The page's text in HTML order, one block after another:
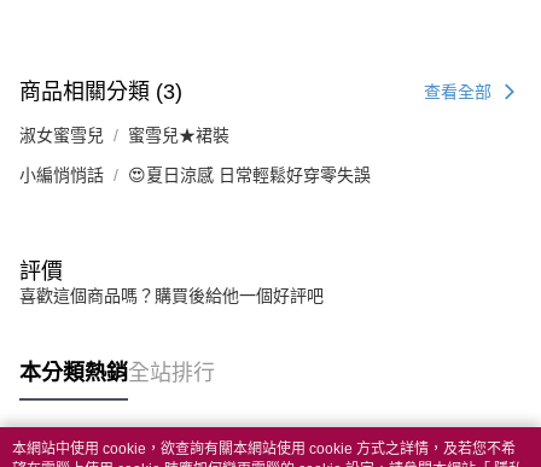
商品相關分類 (3) 查看全部
淑女蜜雪兒 蜜雪兒★裙裝
小編悄悄話 😍夏日涼感 日常輕鬆好穿零失誤
評價
喜歡這個商品嗎？購買後給他一個好評吧
本分類熱銷全站排行
本網站中使用 cookie，欲查詢有關本網站使用 cookie 方式之詳情，及若您不希